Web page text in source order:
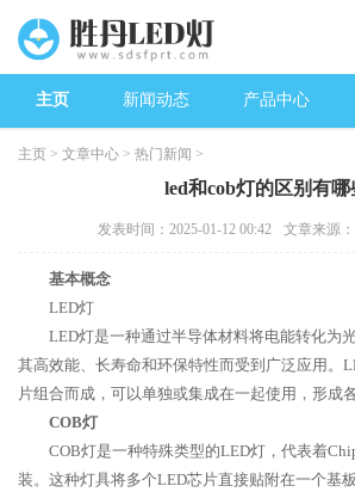
主页 新闻动态 产品中心
主页 > 文章中心 > 热门新闻 >
led和cob灯的区别有哪
发表时间：2025-01-12 00:42 文章来源
基本概念
LED灯
LED灯是一种通过半导体材料将电能转化为
其高效能、长寿命和环保特性而受到广泛应用。
片组合而成，可以单独或集成在一起使用，形成
COB灯
COB灯是一种特殊类型的LED灯，代表着
装。这种灯具将多个LED芯片直接贴附在一个基